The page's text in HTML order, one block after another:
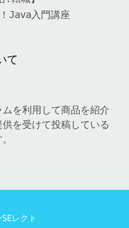
Java入門講座
て
を利用して商品を紹介
を受けて投稿している
レクト